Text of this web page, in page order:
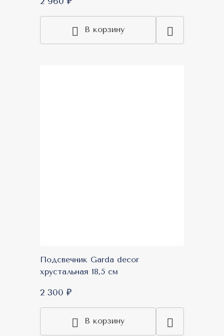
В корзину
Подсвечник Garda decor
хрустальная 18,5 см
2 300 ₽
В корзину